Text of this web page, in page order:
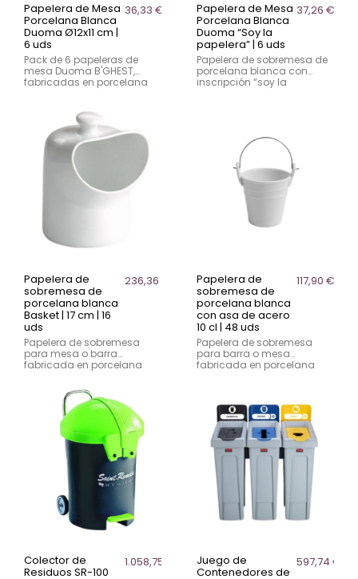
Papelera de Mesa
Porcelana Blanca
Duoma Ø12x11 cm |
6 uds
36,33 €
Pack de 6 papeleras de
mesa Duoma B'GHEST,
fabricadas en porcelana
superior y Ø8 cm inferior.
Papelera de Mesa
Porcelana Blanca
Duoma “Soy la
papelera” | 6 uds
37,26 €
Papelera de sobremesa de
porcelana blanca con
inscripción “soy la
de 6 unidades.
Papelera de
sobremesa de
porcelana blanca
Basket | 17 cm | 16
uds
236,36 €
Papelera de sobremesa
para mesa o barra
fabricada en porcelana
compacto, indicada para
uso profesional en
hostelería y restauración.
Papelera de
sobremesa de
porcelana blanca
con asa de acero
10 cl | 48 uds
117,90 €
Papelera de sobremesa
para barra o mesa
fabricada en porcelana
y restauración.
Colector de
Residuos SR-100
1.058,75 € Juego de
Contenedores de
597,74 €